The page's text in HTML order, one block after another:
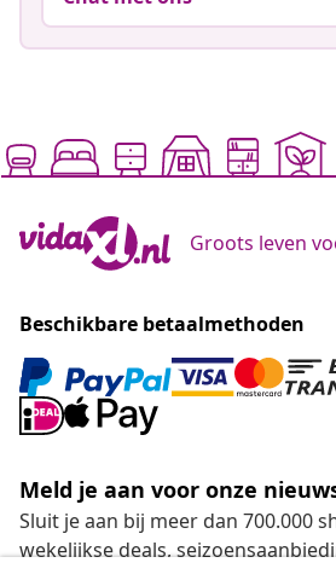
Groots leven
Beschikbare betaalmethoden
Meld je aan voor onze
Sluit je aan bij meer dan 700.000
wekelijkse deals,